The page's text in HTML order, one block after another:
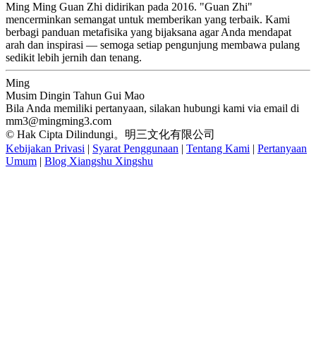
Ming Ming Guan Zhi didirikan pada 2016. "Guan Zhi"
mencerminkan semangat untuk memberikan yang terbaik. Kami
berbagi panduan metafisika yang bijaksana agar Anda mendapat
arah dan inspirasi — semoga setiap pengunjung membawa pulang
sedikit lebih jernih dan tenang.
Ming
Musim Dingin Tahun Gui Mao
Bila Anda memiliki pertanyaan, silakan hubungi kami via email di
mm3@mingming3.com
© Hak Cipta Dilindungi。明三文化有限公司
Kebijakan Privasi | Syarat Penggunaan | Tentang Kami | Pertanyaan
Umum | Blog Xiangshu Xingshu